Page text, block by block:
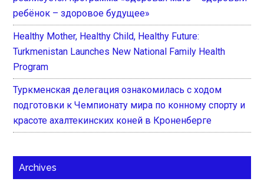
ребёнок – здоровое будущее»
Healthy Mother, Healthy Child, Healthy Future:
Turkmenistan Launches New National Family Health
Program
Туркменская делегация ознакомилась с ходом
подготовки к Чемпионату мира по конному спорту и
красоте ахалтекинских коней в Кроненберге
Archives